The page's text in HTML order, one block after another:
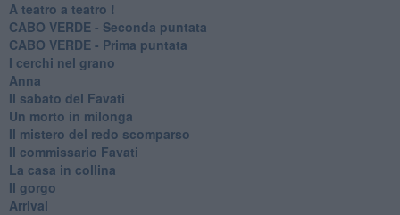
A teatro a teatro !
CABO VERDE - Seconda puntata
CABO VERDE - Prima puntata
I cerchi nel grano
Anna
Il sabato del Favati
Un morto in milonga
Il mistero del redo scomparso
Il commissario Favati
La casa in collina
Il gorgo
Arrival